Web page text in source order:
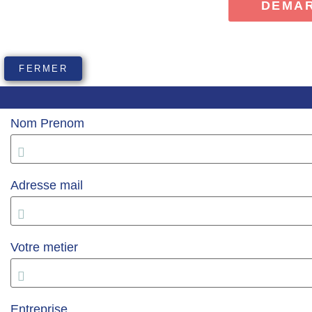
FERMER
Nom Prenom
Adresse mail
Votre metier